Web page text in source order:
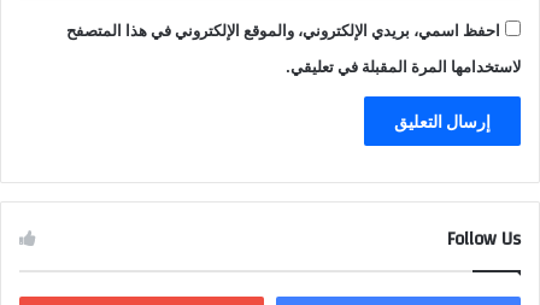
احفظ اسمي، بريدي الإلكتروني، والموقع الإلكتروني في هذا المتصفح
لاستخدامها المرة المقبلة في تعليقي.
Follow Us